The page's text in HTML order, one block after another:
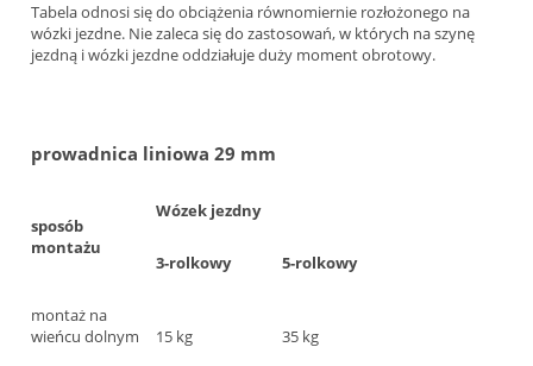
Tabela odnosi się do obciążenia równomiernie rozłożonego na
wózki jezdne. Nie zaleca się do zastosowań, w których na szynę
jezdną i wózki jezdne oddziałuje duży moment obrotowy.
prowadnica liniowa 29 mm
sposób
montażu
Wózek jezdny
3-rolkowy 5-rolkowy
montaż na
wieńcu dolnym
15 kg 35 kg